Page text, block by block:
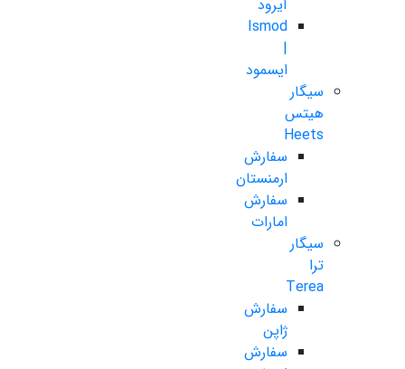
آیرود
Ismod
|
ایسمود
سیگار
هیتس
Heets
سفارش
ارمنستان
سفارش
امارات
سیگار
ترا
Terea
سفارش
ژاپن
سفارش